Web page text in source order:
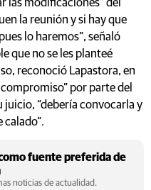
las modificaciones” del
la reunión y si hay que
lo haremos”, señaló
que no se les planteé
reconoció Lapastora, en
por parte del
juicio, “debería convocarla y
calado”.
fuente preferida de
noticias de actualidad.